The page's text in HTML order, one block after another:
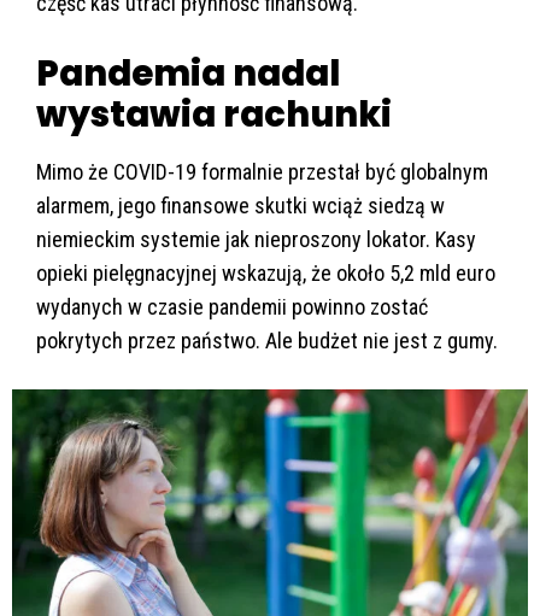
Pandemia nadal
wystawia rachunki
Mimo że COVID-19 formalnie przestał być globalnym
alarmem, jego finansowe skutki wciąż siedzą w
niemieckim systemie jak nieproszony lokator. Kasy
opieki pielęgnacyjnej wskazują, że około 5,2 mld euro
wydanych w czasie pandemii powinno zostać
pokrytych przez państwo. Ale budżet nie jest z gumy.